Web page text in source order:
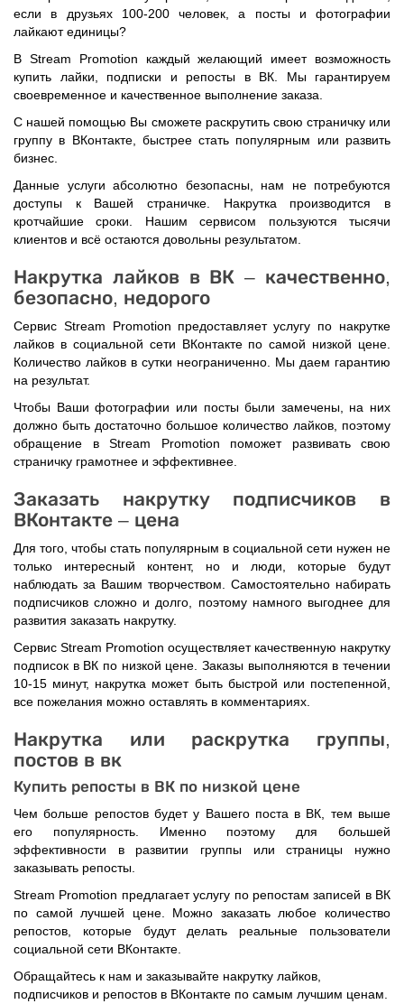
если в друзьях 100-200 человек, а посты и фотографии
лайкают единицы?
В Stream Promotion каждый желающий имеет возможность
купить лайки, подписки и репосты в ВК. Мы гарантируем
своевременное и качественное выполнение заказа.
С нашей помощью Вы сможете раскрутить свою страничку или
группу в ВКонтакте, быстрее стать популярным или развить
бизнес.
Данные услуги абсолютно безопасны, нам не потребуются
доступы к Вашей страничке. Накрутка производится в
кротчайшие сроки. Нашим сервисом пользуются тысячи
клиентов и всё остаются довольны результатом.
Накрутка лайков в ВК – качественно,
безопасно, недорого
Сервис Stream Promotion предоставляет услугу по накрутке
лайков в социальной сети ВКонтакте по самой низкой цене.
Количество лайков в сутки неограниченно. Мы даем гарантию
на результат.
Чтобы Ваши фотографии или посты были замечены, на них
должно быть достаточно большое количество лайков, поэтому
обращение в Stream Promotion поможет развивать свою
страничку грамотнее и эффективнее.
Заказать накрутку подписчиков в
ВКонтакте – цена
Для того, чтобы стать популярным в социальной сети нужен не
только интересный контент, но и люди, которые будут
наблюдать за Вашим творчеством. Самостоятельно набирать
подписчиков сложно и долго, поэтому намного выгоднее для
развития заказать накрутку.
Сервис Stream Promotion осуществляет качественную накрутку
подписок в ВК по низкой цене. Заказы выполняются в течении
10-15 минут, накрутка может быть быстрой или постепенной,
все пожелания можно оставлять в комментариях.
Накрутка или раскрутка группы,
постов в вк
Купить репосты в ВК по низкой цене
Чем больше репостов будет у Вашего поста в ВК, тем выше
его популярность. Именно поэтому для большей
эффективности в развитии группы или страницы нужно
заказывать репосты.
Stream Promotion предлагает услугу по репостам записей в ВК
по самой лучшей цене. Можно заказать любое количество
репостов, которые будут делать реальные пользователи
социальной сети ВКонтакте.
Обращайтесь к нам и заказывайте накрутку лайков,
подписчиков и репостов в ВКонтакте по самым лучшим ценам.